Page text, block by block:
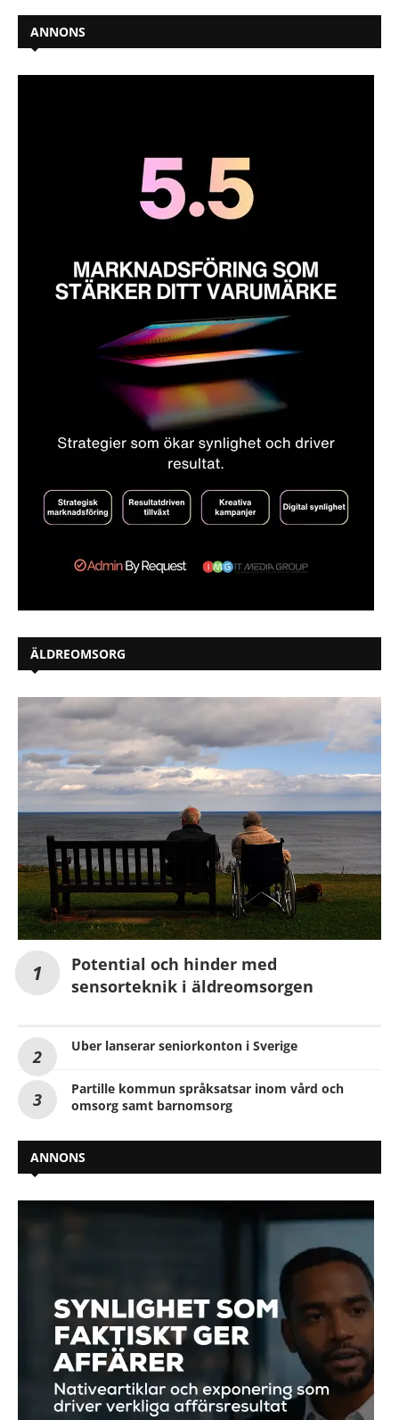
ANNONS
ÄLDREOMSORG
Potential och hinder med
sensorteknik i äldreomsorgen
Uber lanserar seniorkonton i Sverige
Partille kommun språksatsar inom vård och
omsorg samt barnomsorg
ANNONS